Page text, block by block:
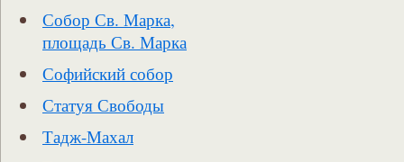
Собор Св. Марка,
площадь Св. Марка
Софийский собор
Статуя Свободы
Тадж-Махал